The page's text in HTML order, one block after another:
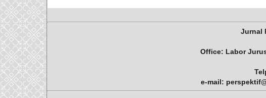
Jurnal
Office: Labor
e-mail: